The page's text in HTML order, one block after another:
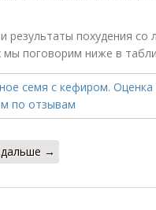
результаты похудения
мы поговорим ниже в
→